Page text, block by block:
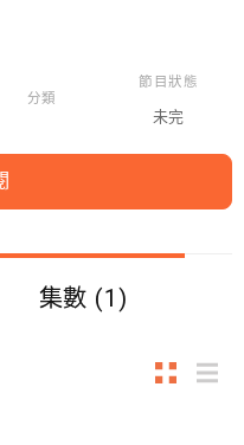
分類
節目狀態
未完
集數 (1)